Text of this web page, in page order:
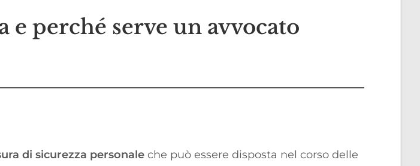
e perché serve un avvocato
di sicurezza personale che può essere disposta nel corso delle